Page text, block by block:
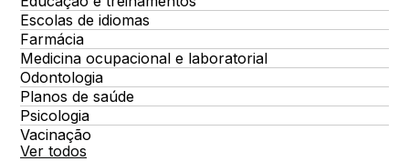
Escolas de idiomas
Farmácia
Medicina ocupacional e laboratorial
Odontologia
Planos de saúde
Psicologia
Vacinação
Ver todos